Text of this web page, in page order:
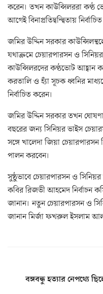
করেন। তখন কাউন্সিলররা কণ্ঠ
আগেই বিনাপ্রতিদ্বন্দ্বিতায়
জমির উদ্দিন সরকার
যথাক্রমে চেয়ারপারসন ও
কাউন্সিলরদের কণ্ঠভোট আহ্বান
করতালি ও হ্যাঁ সূচক ধ্বনির
নির্বাচিত করেন।
জমির উদ্দিন সরকার তখন
বছরের জন্য সিনিয়র ভাইস
সঙ্গে খালেদা জিয়া চেয়ারপারসন
পালন করবেন।
সুষ্ঠুভাবে চেয়ারপারসন ও
কবির রিজভী আহমেদ নির্বাচন
জানান। নতুন চেয়ারপারসন ও
জানান মির্জা ফখরুল ইসলাম
বঙ্গবন্ধু হত্যার নেপথ্যে